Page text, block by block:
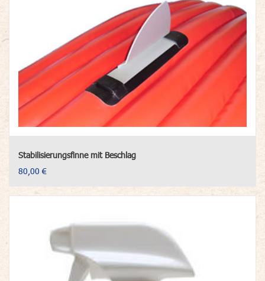
Stabilisierungsfinne mit Beschlag
80,00 €